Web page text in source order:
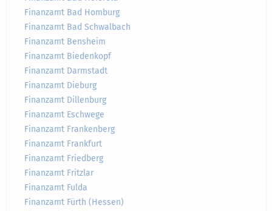
Finanzamt Bad Homburg
Finanzamt Bad Schwalbach
Finanzamt Bensheim
Finanzamt Biedenkopf
Finanzamt Darmstadt
Finanzamt Dieburg
Finanzamt Dillenburg
Finanzamt Eschwege
Finanzamt Frankenberg
Finanzamt Frankfurt
Finanzamt Friedberg
Finanzamt Fritzlar
Finanzamt Fulda
Finanzamt Fürth (Hessen)